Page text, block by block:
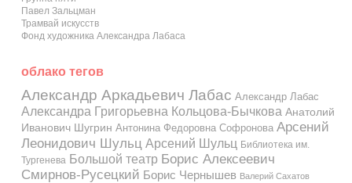
Павел Зальцман
Трамвай искусств
Фонд художника Александра Лабаса
облако тегов
Александр Аркадьевич Лабас Александр Лабас
Александра Григорьевна Кольцова-Бычкова Анатолий
Иванович Шугрин Антонина Федоровна Софронова Арсений
Леонидович Шульц Арсений Шульц Библиотека им.
Тургенева Большой театр Борис Алексеевич
Смирнов-Русецкий Борис Чернышев Валерий Сахатов